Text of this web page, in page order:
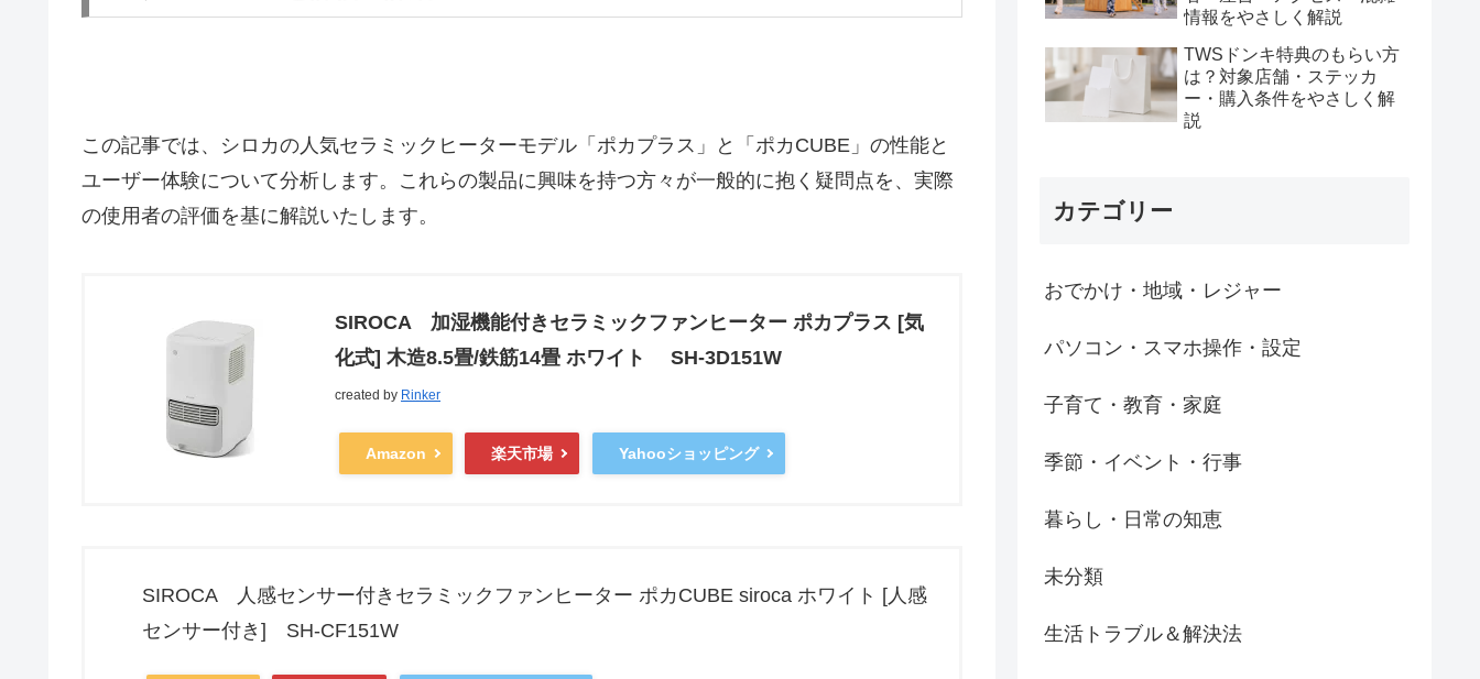
この記事では、シロカの人気セラミックヒーターモデル「ポカプラス」と「ポカCUBE」の性能と
ユーザー体験について分析します。これらの製品に興味を持つ方々が一般的に抱く疑問点を、実際
の使用者の評価を基に解説いたします。
SIROCA 加湿機能付きセラミックファンヒーター ポカプラス [気
化式] 木造8.5畳/鉄筋14畳 ホワイト SH-3D151W
created by Rinker
Amazon 楽天市場 Yahooショッピング
SIROCA 人感センサー付きセラミックファンヒーター ポカCUBE siroca ホワイト [人感
センサー付き] SH-CF151W
情報をやさしく解説
TWSドンキ特典のもらい方
は？対象店舗・ステッカ
ー・購入条件をやさしく解
説
カテゴリー
おでかけ・地域・レジャー
パソコン・スマホ操作・設定
子育て・教育・家庭
季節・イベント・行事
暮らし・日常の知恵
未分類
生活トラブル＆解決法